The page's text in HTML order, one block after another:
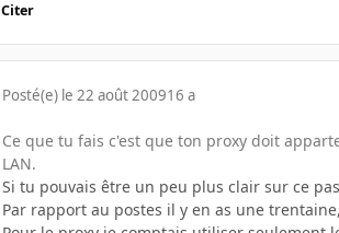
Citer
Posté(e) le 22 août 200916 a
Ce que tu fais c'est que ton proxy doit
LAN.
Si tu pouvais être un peu plus clair sur ce
Par rapport au postes il y en as une